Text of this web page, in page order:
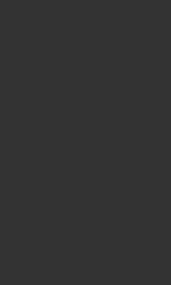
PUNTO JOLIE ISABELI